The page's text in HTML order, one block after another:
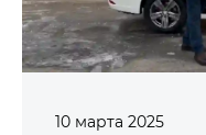
10 марта 2025